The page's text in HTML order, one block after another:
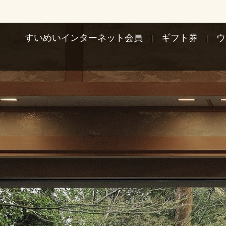
すいめいインターネット会員 ギフト券